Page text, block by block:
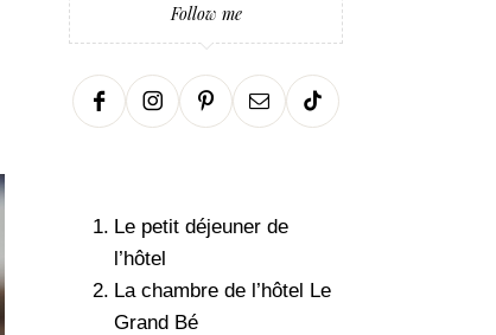
Follow me
Le petit déjeuner de
l’hôtel
La chambre de l’hôtel Le
Grand Bé